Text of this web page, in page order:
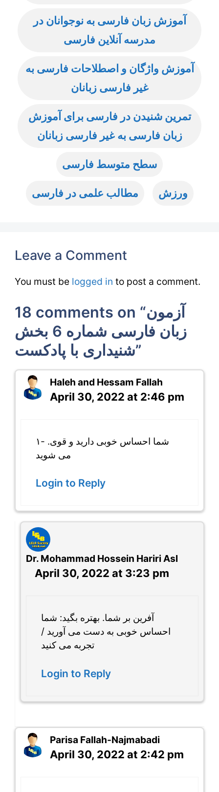
آموزش زبان فارسی به نوجوانان در
مدرسه آنلاین فارسی
آموزش واژگان و اصطلاحات فارسی به
غیر فارسی زبانان
تمرین شنیدن در فارسی برای آموزش
زبان فارسی به غیر فارسی زبانان
سطح متوسط فارسی
مطالب علمی در فارسی ورزش
Leave a Comment
You must be logged in to post a comment.
18 comments on “آزمون
زبان فارسی شماره 6 بخش
شنیداری با پادکست”
Haleh and Hessam Fallah
April 30, 2022 at 2:46 pm
۱- .شما احساس خوبی دارید و قوی
می شوید
Login to Reply
Dr. Mohammad Hossein Hariri Asl
April 30, 2022 at 3:23 pm
آفرین بر شما. بهتره بگید: شما
احساس خوبی به دست می آورید /
تجربه می کنید
Login to Reply
Parisa Fallah-Najmabadi
April 30, 2022 at 2:42 pm